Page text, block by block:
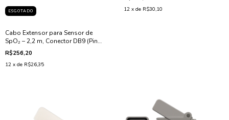
ESGOTADO
Cabo Extensor para Sensor de
SpO₂ – 2,2 m, Conector DB9 (Pino
Redondo), Compatível com
Mindray MEC 1000
R$256,20
12 x de R$26,35
12 x de R$30,10